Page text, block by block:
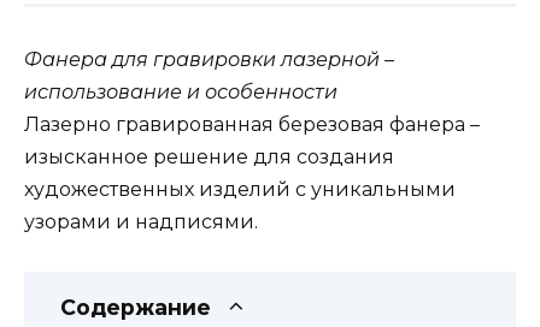
Фанера для гравировки лазерной –
использование и особенности
Лазерно гравированная березовая фанера –
изысканное решение для создания
художественных изделий с уникальными
узорами и надписями.
Содержание